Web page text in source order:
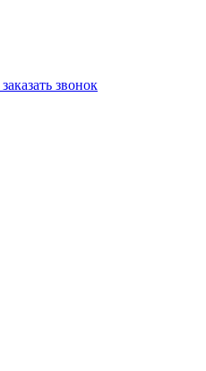
заказать звонок